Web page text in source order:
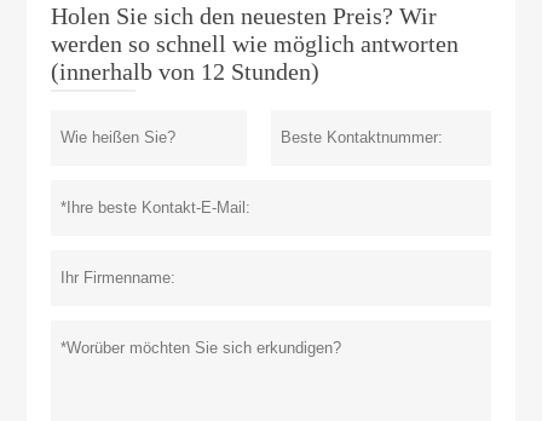
Holen Sie sich den neuesten Preis? Wir
werden so schnell wie möglich antworten
(innerhalb von 12 Stunden)